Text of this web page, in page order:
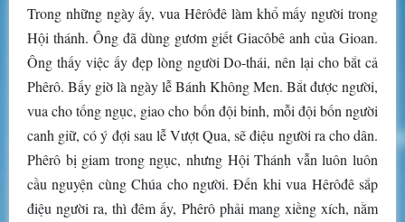
Trong những ngày ấy, vua Hêrôđê làm khổ mấy người trong
Hội thánh. Ông đã dùng gươm giết Giacôbê anh của Gioan.
Ông thấy việc ấy đẹp lòng người Do-thái, nên lại cho bắt cả
Phêrô. Bấy giờ là ngày lễ Bánh Không Men. Bắt được người,
vua cho tống ngục, giao cho bốn đội binh, mỗi đội bốn người
canh giữ, có ý đợi sau lễ Vượt Qua, sẽ điệu người ra cho dân.
Phêrô bị giam trong ngục, nhưng Hội Thánh vẫn luôn luôn
cầu nguyện cùng Chúa cho người. Ðến khi vua Hêrôđê sắp
điệu người ra, thì đêm ấy, Phêrô phải mang xiềng xích, nằm